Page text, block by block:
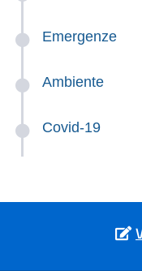
Emergenze
Ambiente
Covid-19